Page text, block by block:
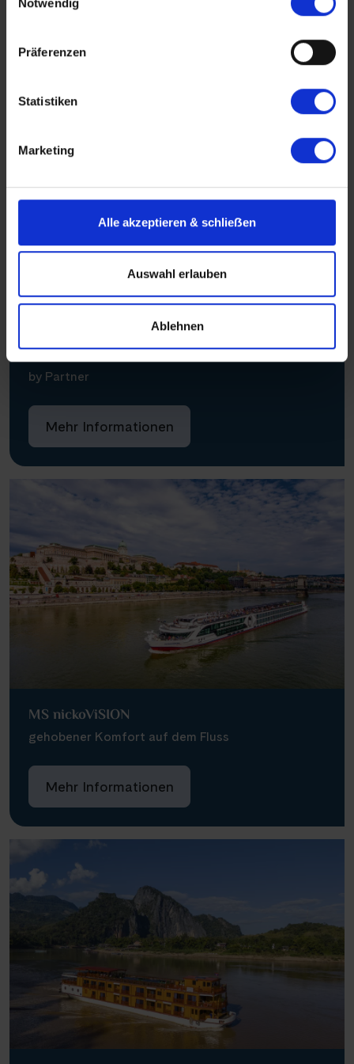
Präferenzen
Statistiken
Marketing
Alle akzeptieren & schlieẞen
Auswahl erlauben
Ablehnen
MS Bijou du Rhône
MS Douro Queen
by Partner
Mehr Informationen
MS nickoViSION
gehobener Komfort auf dem Fluss
Mehr Informationen